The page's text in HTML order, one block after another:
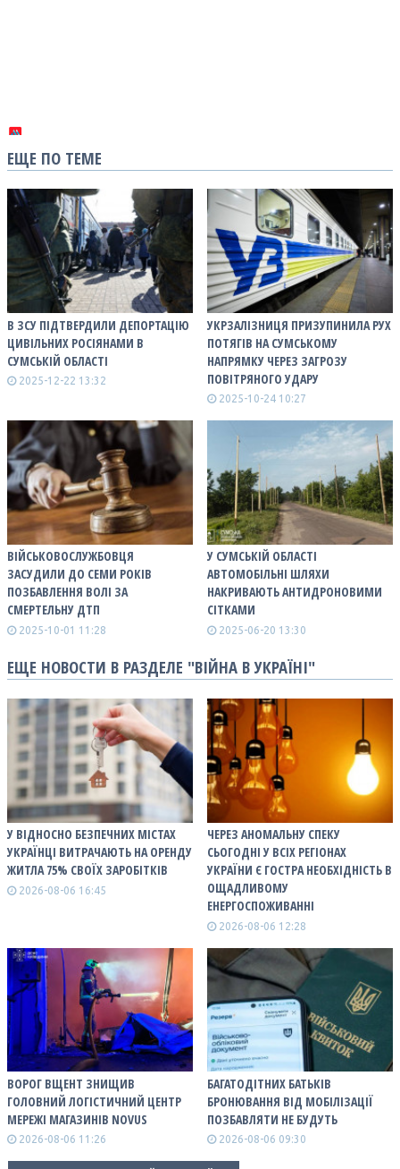
ЕЩЕ ПО ТЕМЕ
В ЗСУ ПІДТВЕРДИЛИ ДЕПОРТАЦІЮ
ЦИВІЛЬНИХ РОСІЯНАМИ В
СУМСЬКІЙ ОБЛАСТІ
2025-12-22 13:32
УКРЗАЛІЗНИЦЯ ПРИЗУПИНИЛА РУХ
ПОТЯГІВ НА СУМСЬКОМУ
НАПРЯМКУ ЧЕРЕЗ ЗАГРОЗУ
ПОВІТРЯНОГО УДАРУ
2025-10-24 10:27
ВІЙСЬКОВОСЛУЖБОВЦЯ
ЗАСУДИЛИ ДО СЕМИ РОКІВ
ПОЗБАВЛЕННЯ ВОЛІ ЗА
СМЕРТЕЛЬНУ ДТП
2025-10-01 11:28
У СУМСЬКІЙ ОБЛАСТІ
АВТОМОБІЛЬНІ ШЛЯХИ
НАКРИВАЮТЬ АНТИДРОНОВИМИ
СІТКАМИ
2025-06-20 13:30
ЕЩЕ НОВОСТИ В РАЗДЕЛЕ "ВІЙНА В УКРАЇНІ"
У ВІДНОСНО БЕЗПЕЧНИХ МІСТАХ
УКРАЇНЦІ ВИТРАЧАЮТЬ НА ОРЕНДУ
ЖИТЛА 75% СВОЇХ ЗАРОБІТКІВ
2026-08-06 16:45
ЧЕРЕЗ АНОМАЛЬНУ СПЕКУ
СЬОГОДНІ У ВСІХ РЕГІОНАХ
УКРАЇНИ Є ГОСТРА НЕОБХІДНІСТЬ В
ОЩАДЛИВОМУ
ЕНЕРГОСПОЖИВАННІ
2026-08-06 12:28
ВОРОГ ВЩЕНТ ЗНИЩИВ
ГОЛОВНИЙ ЛОГІСТИЧНИЙ ЦЕНТР
МЕРЕЖІ МАГАЗИНІВ NOVUS
2026-08-06 11:26
БАГАТОДІТНИХ БАТЬКІВ
БРОНЮВАННЯ ВІД МОБІЛІЗАЦІЇ
ПОЗБАВЛЯТИ НЕ БУДУТЬ
2026-08-06 09:30